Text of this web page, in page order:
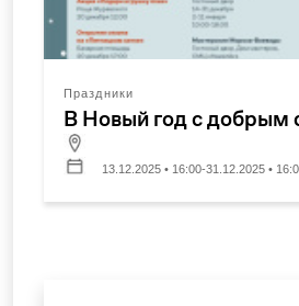
Праздники
В Новый год с добрым
13.12.2025 • 16:00-31.12.2025 •